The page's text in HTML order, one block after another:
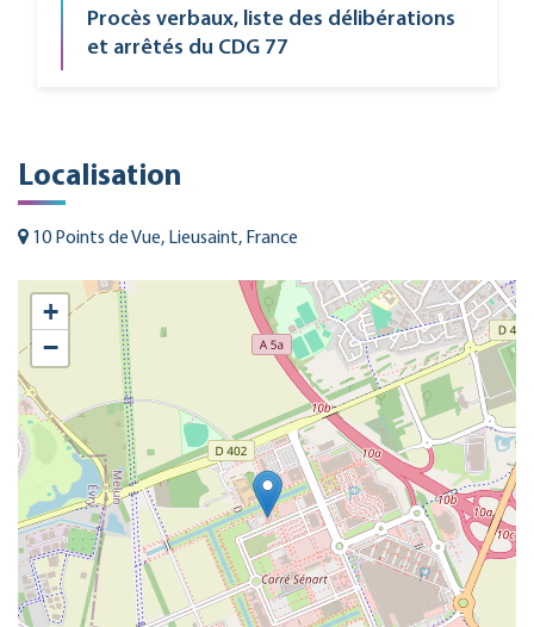
Procès verbaux, liste des délibérations
et arrêtés du CDG 77
Localisation
10 Points de Vue, Lieusaint, France
+
−